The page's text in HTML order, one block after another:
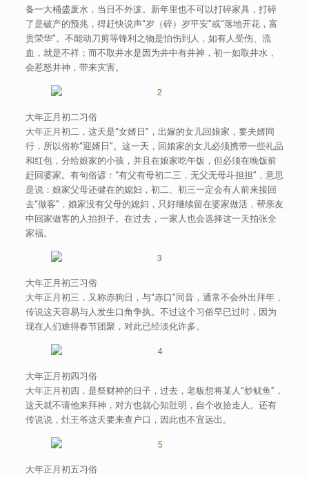
备一大桶盛废水，当日不外泼。新年里也不可以打碎家具，打碎
了是破产的预兆，得赶快说声“岁（碎）岁平安”或“落地开花，富
贵荣华”。不能动刀剪等锋利之物是怕伤到人，如有人受伤、流
血，就是不祥；而不取井水是因为井中有井神，初一如取井水，
会惹怒井神，带来灾害。
大年正月初二习俗
大年正月初二，这天是“女婿日”，出嫁的女儿回娘家，要夫婿同
行，所以俗称“迎婿日”。这一天，回娘家的女儿必须携带一些礼品
和红包，分给娘家的小孩，并且在娘家吃午饭，但必须在晚饭前
赶回婆家。有句俗谚：“有父有母初二三，无父无母斗担担”，意思
是说：娘家父母还健在的媳妇，初二、初三一定会有人前来接回
去“做客”，娘家没有父母的媳妇，只好继续留在婆家做活，帮亲友
中回家做客的人抬担子。在过去，一家人也会选择这一天拍张全
家福。
大年正月初三习俗
大年正月初三，又称赤狗日，与“赤口”同音，通常不会外出拜年，
传说这天容易与人发生口角争执。不过这个习俗早已过时，因为
现在人们难得春节团聚，对此已经淡化许多。
大年正月初四习俗
大年正月初四，是祭财神的日子，过去，老板想将某人“炒鱿鱼”，
这天就不请他来拜神，对方也就心知肚明，自个收拾走人。还有
传说说，灶王爷这天要来查户口，因此也不宜远出。
大年正月初五习俗